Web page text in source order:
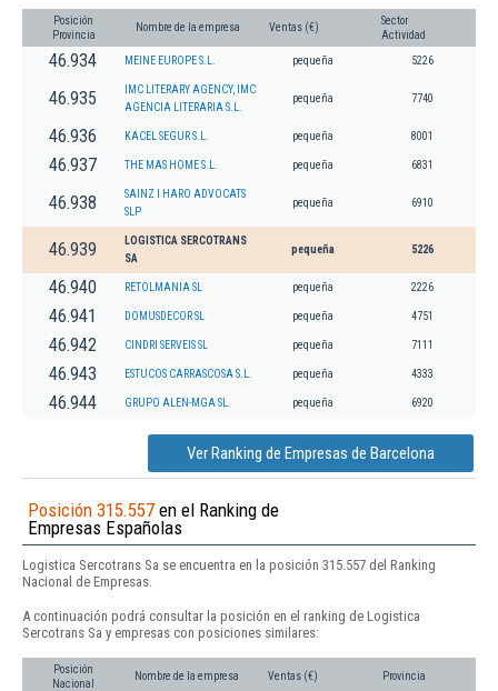
Posición
Provincia
Nombre de la empresa Ventas (€)
Sector
Actividad
46.934 MEINE EUROPE S.L. pequeña 5226
46.935
IMC LITERARY AGENCY, IMC
AGENCIA LITERARIA S.L.
pequeña 7740
46.936 KACEL SEGUR S.L. pequeña 8001
46.937 THE MAS HOME S.L. pequeña 6831
46.938
SAINZ I HARO ADVOCATS
SLP
pequeña 6910
46.939
LOGISTICA SERCOTRANS
SA
pequeña 5226
46.940 RETOLMANIA SL pequeña 2226
46.941 DOMUSDECOR SL pequeña 4751
46.942 CINDRI SERVEIS SL pequeña 7111
46.943 ESTUCOS CARRASCOSA S.L. pequeña 4333
46.944 GRUPO ALEN-MGA SL. pequeña 6920
Ver Ranking de Empresas de Barcelona
Posición 315.557 en el Ranking de
Empresas Españolas
Logistica Sercotrans Sa se encuentra en la posición 315.557 del Ranking
Nacional de Empresas.
A continuación podrá consultar la posición en el ranking de Logistica
Sercotrans Sa y empresas con posiciones similares:
Posición
Nacional
Nombre de la empresa Ventas (€) Provincia